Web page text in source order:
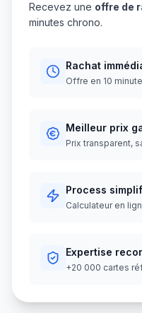
Recevez une offre de
minutes chrono.
Rachat
Offre en 10
Meilleur prix
Prix transparent,
Process
Calculateur en
Expertise
+20 000 cartes